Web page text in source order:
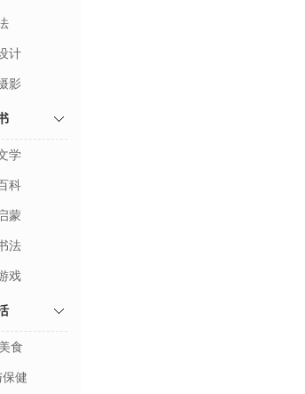
计
影
学
科
蒙
法
戏
食
健